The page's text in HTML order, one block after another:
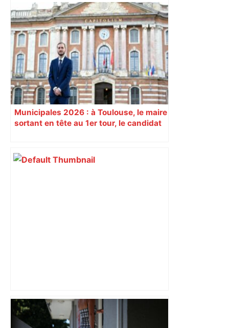
Augustins
Municipales 2026 : à Toulouse, le maire
sortant en tête au 1er tour, le candidat
Après la fusion avec la liste PS
Toulouse, le candidat LFI salue "une